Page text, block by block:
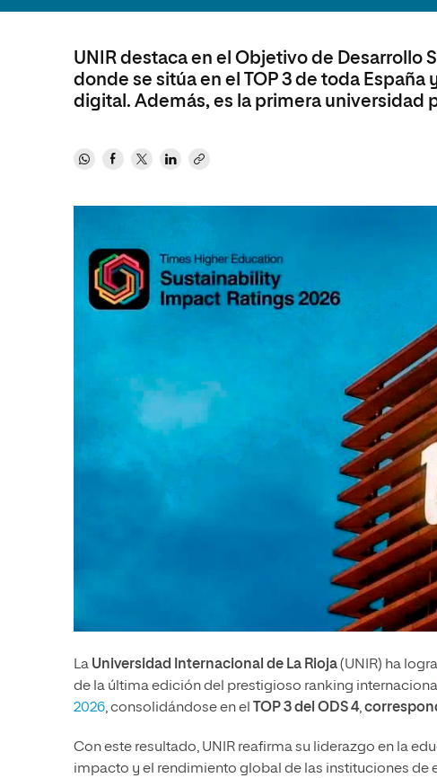
Ciencias de la Salud
Música
Música
Ciencias Sociales
Ciencias de la Salud
como
Humanidades
Música
Diseño
UNIR destaca en el Objetivo de Desarrollo
donde se sitúa en el TOP 3 de toda
digital. Además, es la primera universidad
La Universidad Internacional de La Rioja(UNIR) ha
de la última edición del prestigioso ranking
2026, consolidándose en el TOP 3 del ODS 4,
Con este resultado, UNIR reafirma su liderazgo en la
impacto y el rendimiento global de las instituciones